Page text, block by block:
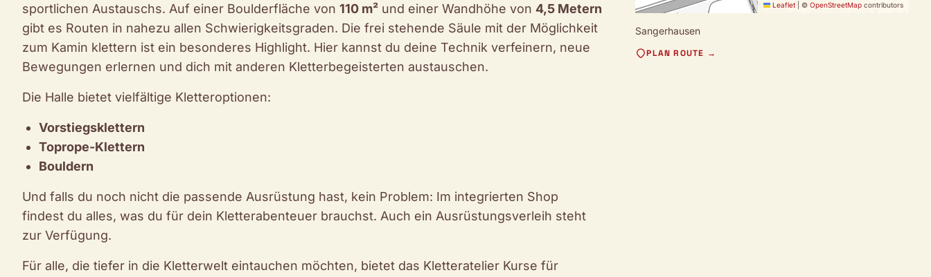
sportlichen Austauschs. Auf einer Boulderfläche von 110 m² und einer Wandhöhe von 4,5 Metern
gibt es Routen in nahezu allen Schwierigkeitsgraden. Die frei stehende Säule mit der Möglichkeit
zum Kamin klettern ist ein besonderes Highlight. Hier kannst du deine Technik verfeinern, neue
Bewegungen erlernen und dich mit anderen Kletterbegeisterten austauschen.
Die Halle bietet vielfältige Kletteroptionen:
Vorstiegsklettern
Toprope-Klettern
Bouldern
Und falls du noch nicht die passende Ausrüstung hast, kein Problem: Im integrierten Shop
findest du alles, was du für dein Kletterabenteuer brauchst. Auch ein Ausrüstungsverleih steht
zur Verfügung.
Für alle, die tiefer in die Kletterwelt eintauchen möchten, bietet das Kletteratelier Kurse für
Leaflet © OpenStreetMapcontributors
Sangerhausen
PLAN ROUTE →